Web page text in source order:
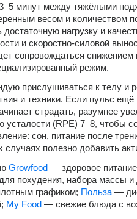
минут между тяжёлыми
весом и количеством
достаточную нагрузку и
и скоростно-силовой
сопровождаться
режим.
прислушиваться к телу и
и техники. Если пульс
страдать, разумнее
(RPE) 7–8, чтобы
сон, питание после
случаях полезно добавить
Growfood — здоровое
похудения, набора массы и
графиком; Польза —
My Food — свежие блюда с